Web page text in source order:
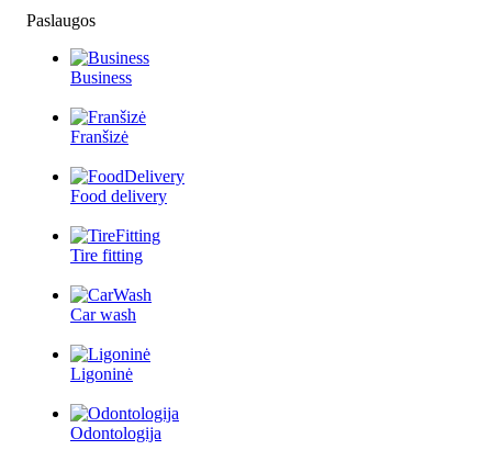
Paslaugos
Business
Franšizė
Food delivery
Tire fitting
Car wash
Ligoninė
Odontologija